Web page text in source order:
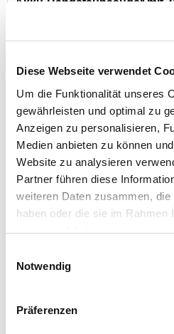
Diese Webseite verwendet
Um die Funktionalität unseres
gewährleisten und optimal zu
Anzeigen zu personalisieren,
Medien anbieten zu können
Website zu analysieren
Partner führen diese
weiteren Daten zusammen,
haben oder die sie im Rahmen
gesammelt haben.
Notwendig
Präferenzen
Akku-Handstaubsauger mit
Preis reduziert von
UVP 84,95 €auf